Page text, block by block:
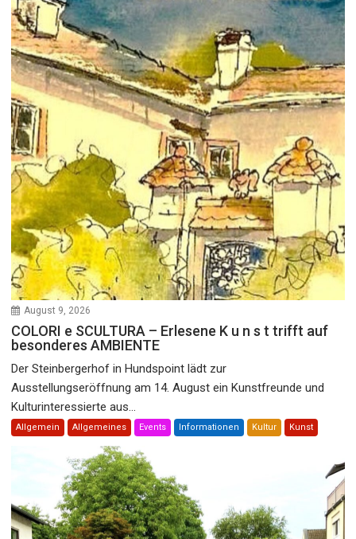
August 9, 2026
COLORI e SCULTURA – Erlesene K u n s t trifft auf
besonderes AMBIENTE
Der Steinbergerhof in Hundspoint lädt zur
Ausstellungseröffnung am 14. August ein Kunstfreunde und
Kulturinteressierte aus...
Allgemein Allgemeines Events Informationen Kultur Kunst